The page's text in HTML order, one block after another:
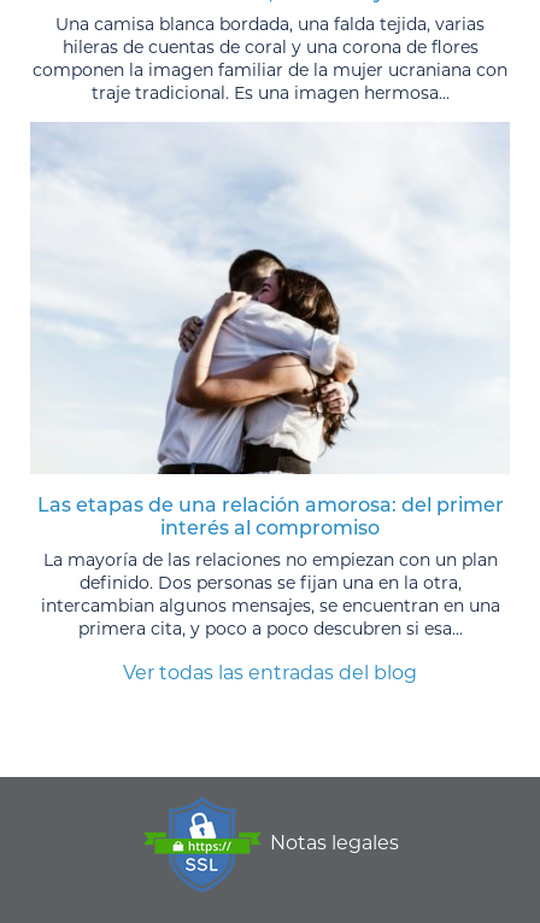
Una camisa blanca bordada, una falda tejida, varias
hileras de cuentas de coral y una corona de flores
componen la imagen familiar de la mujer ucraniana con
traje tradicional. Es una imagen hermosa...
Las etapas de una relación amorosa: del primer
interés al compromiso
La mayoría de las relaciones no empiezan con un plan
definido. Dos personas se fijan una en la otra,
intercambian algunos mensajes, se encuentran en una
primera cita, y poco a poco descubren si esa...
Ver todas las entradas del blog
Notas legales